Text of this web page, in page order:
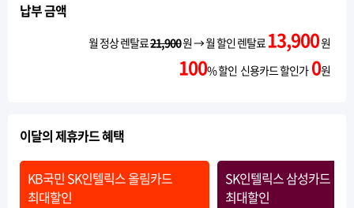
납부 금액
월 정상 렌탈료21,900원 → 월 할인 렌탈료13,900원
100% 할인 신용카드 할인가 0원
이달의 제휴카드 혜택
KB국민 SK인텔릭스 올림카드
최대할인
SK인텔릭스 삼성카드
최대할인